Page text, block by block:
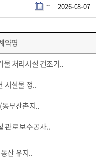
~
약명
물 처리시설 건조기..
시설물 정..
부산촌지..
관로 보수공사..
산 유지..